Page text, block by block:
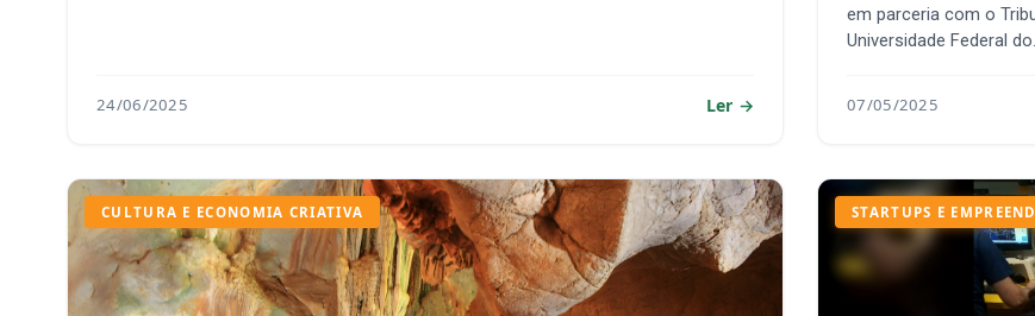
24/06/2025 Ler
em parceria com o
Universidade Federal
07/05/2025
CULTURA E ECONOMIA CRIATIVA STARTUPS E